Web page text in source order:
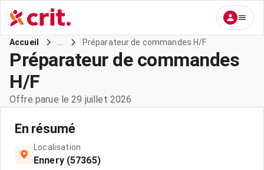
Accueil Préparateur de commandes H/F
Préparateur de commandes
H/F
Offre parue le 29 juillet 2026
En résumé
Localisation
Ennery (57365)